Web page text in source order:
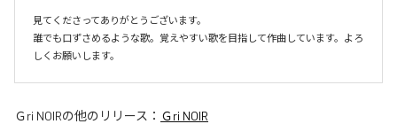
見てくださってありがとうございます。
誰でも口ずさめるような歌。覚えやすい歌を目指して作曲しています。よろ
しくお願いします。
Ｇri NOIRの他のリリース： Ｇri NOIR